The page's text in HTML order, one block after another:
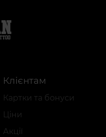
Клієнтам
Картки та бонуси
Ціни
Акції